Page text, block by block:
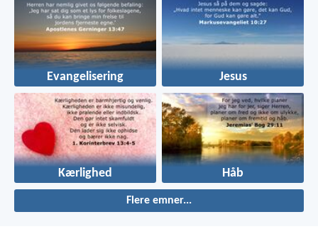
Evangelisering Jesus
Kærlighed Håb
Flere emner...